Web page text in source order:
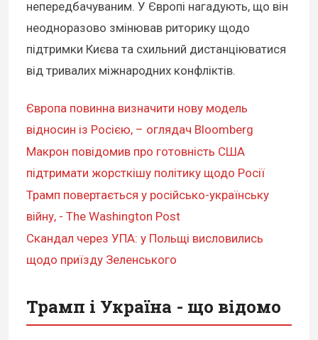
непередбачуваним. У Європі нагадують, що він
неодноразово змінював риторику щодо
підтримки Києва та схильний дистанціюватися
від тривалих міжнародних конфліктів.
Європа повинна визначити нову модель
відносин із Росією, – оглядач Bloomberg
Макрон повідомив про готовність США
підтримати жорсткішу політику щодо Росії
Трамп повертається у російсько-українську
війну, - The Washington Post
Скандал через УПА: у Польщі висловились
щодо приїзду Зеленського
Трамп і Україна - що відомо